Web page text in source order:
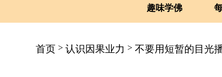
趣味学佛
首页 > 认识因果业力 > 不要用短暂的目光